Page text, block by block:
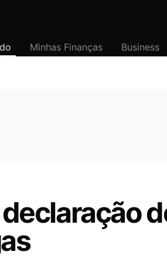
Minhas Finanças Business